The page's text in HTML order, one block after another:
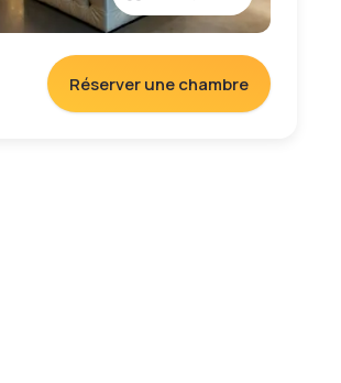
Réserver une chambre